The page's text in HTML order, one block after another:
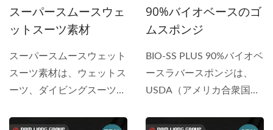
た素材です。
スーパースムースウェ
ットスーツ素材
スーパースムースウェット
スーツ素材は、ウェットス
ーツ、ダイビングスーツ、
のために、滑らかで速乾性
90%バイオベースのゴ
ムスポンジ
BIO-SS PLUS 90%バイオベ
ースラバースポンジは、
USDA（アメリカ合衆国農
バイオベースの軽量ラバー